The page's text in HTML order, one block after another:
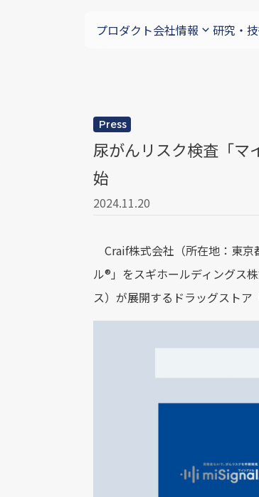
プロダクト会社情報 研究・
Press
尿がんリスク検査「マ
始
2024.11.20
Craif株式会社（所在地：東京
ル®︎」をスギホールディングス
ス）が展開するドラッグストア